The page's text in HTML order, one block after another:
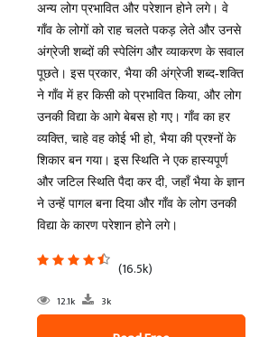
अन्य लोग प्रभावित और परेशान होने लगे। वे
गाँव के लोगों को राह चलते पकड़ लेते और उनसे
अंग्रेजी शब्दों की स्पेलिंग और व्याकरण के सवाल
पूछते। इस प्रकार, भैया की अंग्रेजी शब्द-शक्ति
ने गाँव में हर किसी को प्रभावित किया, और लोग
उनकी विद्या के आगे बेबस हो गए। गाँव का हर
व्यक्ति, चाहे वह कोई भी हो, भैया की प्रश्नों के
शिकार बन गया। इस स्थिति ने एक हास्यपूर्ण
और जटिल स्थिति पैदा कर दी, जहाँ भैया के ज्ञान
ने उन्हें पागल बना दिया और गाँव के लोग उनकी
विद्या के कारण परेशान होने लगे।
(16.5k)
12.1k 3k